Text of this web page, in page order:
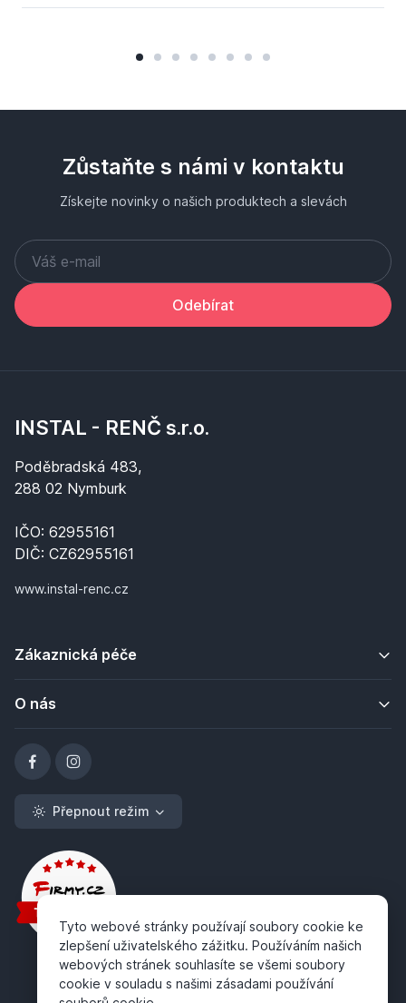
Zůstaňte s námi v kontaktu
Získejte novinky o našich produktech a slevách
Odebírat
INSTAL - RENČ s.r.o.
Poděbradská 483,
288 02 Nymburk
IČO: 62955161
DIČ: CZ62955161
www.instal-renc.cz
Zákaznická péče
O nás
Přepnout režim
Tyto webové stránky používají soubory cookie ke
zlepšení uživatelského zážitku. Používáním našich
webových stránek souhlasíte se všemi soubory
cookie v souladu s našimi zásadami používání